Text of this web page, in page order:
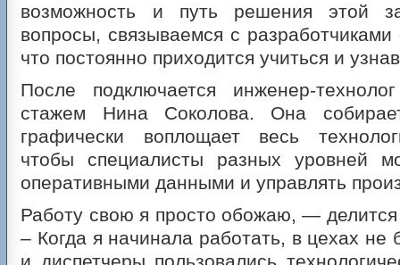
возможность и путь решения этой
вопросы, связываемся с разработчиками
что постоянно приходится учиться и
После подключается инженер-
стажем Нина Соколова. Она
графически воплощает весь
чтобы специалисты разных уровней
оперативными данными и управлять
Работу свою я просто обожаю, —
– Когда я начинала работать, в цехах не